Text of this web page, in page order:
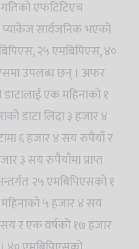
एफटिटिएच
प्याकेज सार्वजनिक भएको
२५ एमबिपिएस, ४०
उपलब्ध छन् । अफर
एक महिनाको १
डाटा लिंदा ३ हजार ४
६ हजार ४ सय रुपैयाँ र
३ सय रुपैयाँमा प्राप्त
२५ एमबिपिएसको १
५ हजार ४ सय
र एक वर्षको १७ हजार